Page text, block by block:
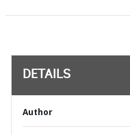
DETAILS
Author